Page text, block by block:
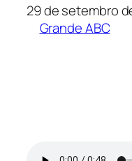
29 de setembro
Grande ABC